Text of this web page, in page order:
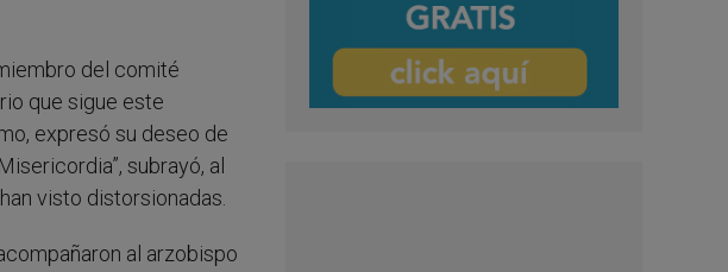
del comité
que sigue este
expresó su deseo de
subrayó, al
visto distorsionadas.
al arzobispo